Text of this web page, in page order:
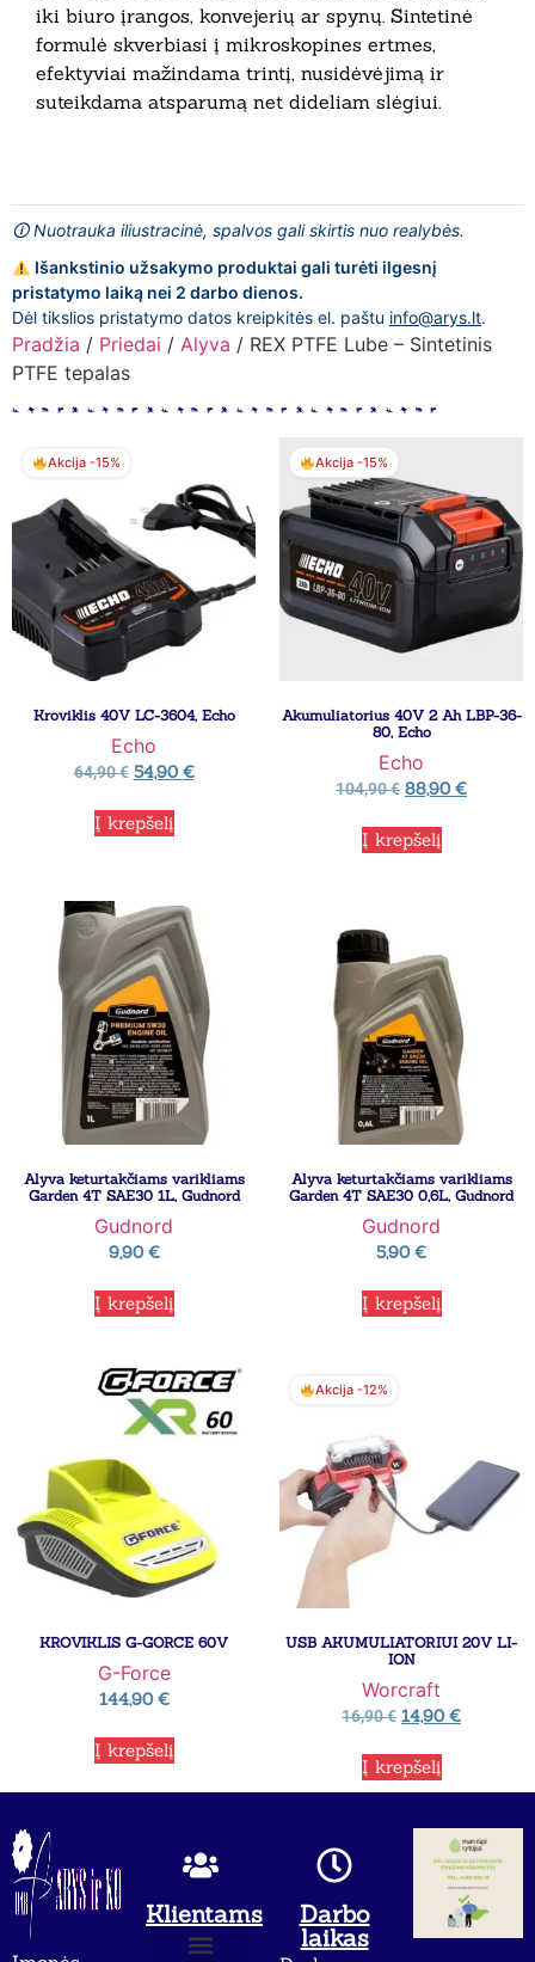
iki biuro įrangos, konvejerių ar spynų. Sintetinė
formulė skverbiasi į mikroskopines ertmes,
efektyviai mažindama trintį, nusidėvėjimą ir
suteikdama atsparumą net dideliam slėgiui.
🛈 Nuotrauka iliustracinė, spalvos gali skirtis nuo realybės.
Išankstinio užsakymo produktai gali turėti ilgesnį
pristatymo laiką nei 2 darbo dienos.
Dėl tikslios pristatymo datos kreipkitės el. paštu info@arys.lt.
Pradžia / Priedai / Alyva / REX PTFE Lube – Sintetinis
PTFE tepalas
Akcija -15%
Kroviklis 40V LC-3604, Echo
Echo
64,90€ 54,90€
Į krepšelį
Akcija -15%
Akumuliatorius 40V 2 Ah LBP-36-
80, Echo
Echo
104,90€ 88,90€
Į krepšelį
Alyva keturtakčiams varikliams
Garden 4T SAE30 1L, Gudnord
Gudnord
9,90€
Į krepšelį
Alyva keturtakčiams varikliams
Garden 4T SAE30 0,6L, Gudnord
Gudnord
5,90€
Į krepšelį
KROVIKLIS G-GORCE 60V
G-Force
144,90€
Į krepšelį
Akcija -12%
USB AKUMULIATORIUI 20V LI-
ION
Worcraft
16,90€ 14,90€
Į krepšelį
Klientams
Darbo
laikas